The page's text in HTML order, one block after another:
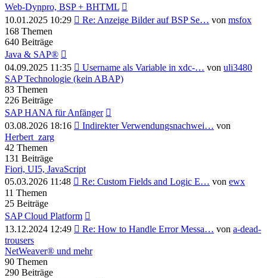
Web-Dynpro, BSP + BHTML
10.01.2025 10:29
Neuester
Re: Anzeige Bilder auf BSP Se… von msfox
168 Themen
640 Beiträge
Java & SAP®
04.09.2025 11:35
Neuester
Beitrag
Username als Variable in xdc-… von uli3480
SAP Technologie (kein ABAP)
83 Themen
226 Beiträge
SAP HANA für Anfänger
03.08.2026 18:16
Neuester
Indirekter Verwendungsnachwei… von
Herbert_zarg
42 Themen
131 Beiträge
Fiori, UI5, JavaScript
05.03.2026 11:48
Neuester
Re: Custom Fields and Logic E… von ewx
11 Themen
25 Beiträge
SAP Cloud Platform
13.12.2024 12:49
Neuester
Re: How to Handle Error Messa… von a-dead-
trousers
NetWeaver® und mehr
90 Themen
290 Beiträge